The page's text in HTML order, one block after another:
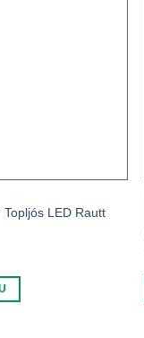
Topljós LED Rautt